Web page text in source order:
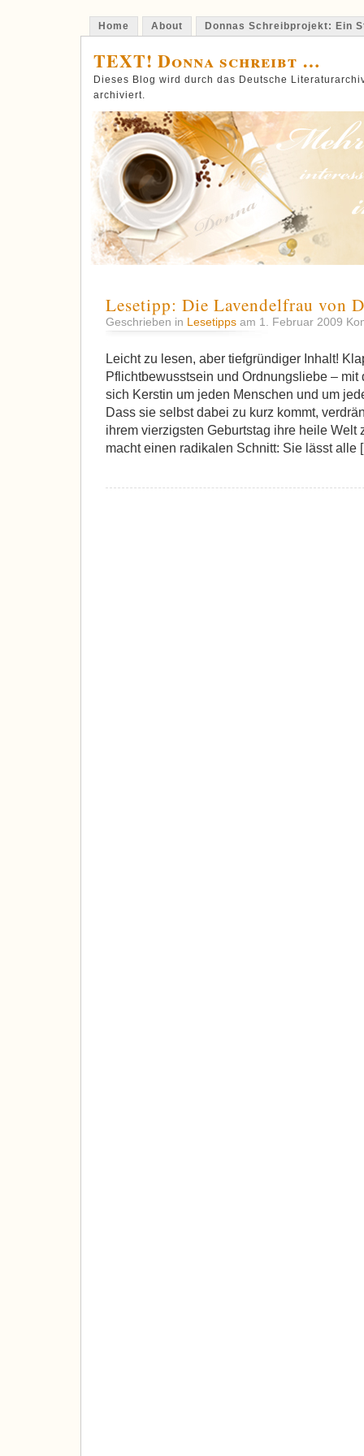
Home About Donnas Schreibprojekt: Ein
TEXT! Donna schreibt …
Dieses Blog wird durch das Deutsche
archiviert.
Lesetipp: Die Lavendelfrau von
Geschrieben in Lesetipps am 1. Februar 2009
Leicht zu lesen, aber tiefgründiger Inhalt!
Pflichtbewusstsein und Ordnungsliebe – mit
sich Kerstin um jeden Menschen und um
Dass sie selbst dabei zu kurz kommt,
ihrem vierzigsten Geburtstag ihre heile Welt
macht einen radikalen Schnitt: Sie lässt alle